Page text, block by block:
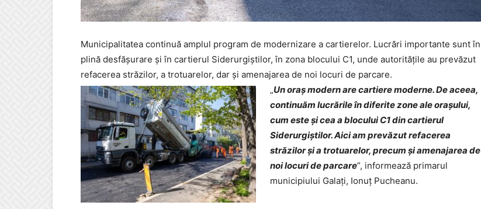
Municipalitatea continuă amplul program de modernizare a cartierelor. Lucrări importante sunt în
plină desfășurare și în cartierul Siderurgiștilor, în zona blocului C1, unde autoritățile au prevăzut
refacerea străzilor, a trotuarelor, dar și amenajarea de noi locuri de parcare.
„Un oraș modern are cartiere moderne. De aceea,
continuăm lucrările în diferite zone ale orașului,
cum este și cea a blocului C1 din cartierul
Siderurgiștilor. Aici am prevăzut refacerea
străzilor și a trotuarelor, precum și amenajarea de
noi locuri de parcare”, informează primarul
municipiului Galați, Ionuț Pucheanu.